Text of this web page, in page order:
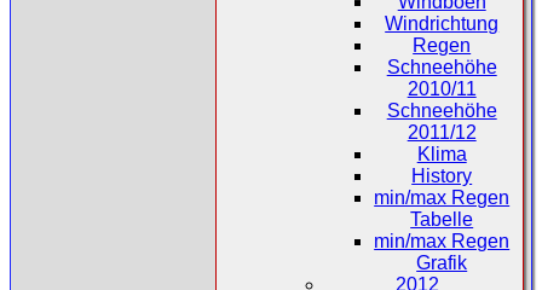
Windrichtung
Regen
Schneehöhe
2010/11
Schneehöhe
2011/12
Klima
History
min/max Regen
Tabelle
min/max Regen
Grafik
2012